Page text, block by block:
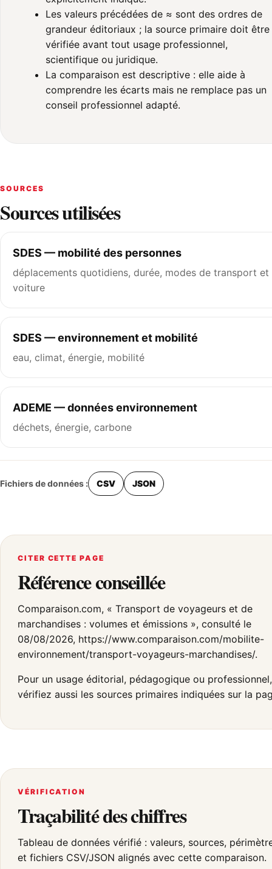
Les valeurs précédées de ≈ sont des ordres de
grandeur éditoriaux ; la source primaire doit être
vérifiée avant tout usage professionnel,
scientifique ou juridique.
La comparaison est descriptive : elle aide à
comprendre les écarts mais ne remplace pas un
conseil professionnel adapté.
SOURCES
Sources utilisées
SDES — mobilité des personnes
déplacements quotidiens, durée, modes de transport et
voiture
SDES — environnement et mobilité
eau, climat, énergie, mobilité
ADEME — données environnement
déchets, énergie, carbone
Fichiers de données : CSV JSON
CITER CETTE PAGE
Référence conseillée
Comparaison.com, « Transport de voyageurs et de
marchandises : volumes et émissions », consulté le
08/08/2026, https://www.comparaison.com/mobilite-
environnement/transport-voyageurs-marchandises/.
Pour un usage éditorial, pédagogique ou professionnel,
vérifiez aussi les sources primaires indiquées sur la
VÉRIFICATION
Traçabilité des chiffres
Tableau de données vérifié : valeurs, sources,
et fichiers CSV/JSON alignés avec cette comparaison.